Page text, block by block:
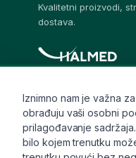
Kvalitetni proizvodi,
dostava.
Iznimno nam je važna
obrađuju vaši osobni
prilagođavanje
bilo kojem trenutku